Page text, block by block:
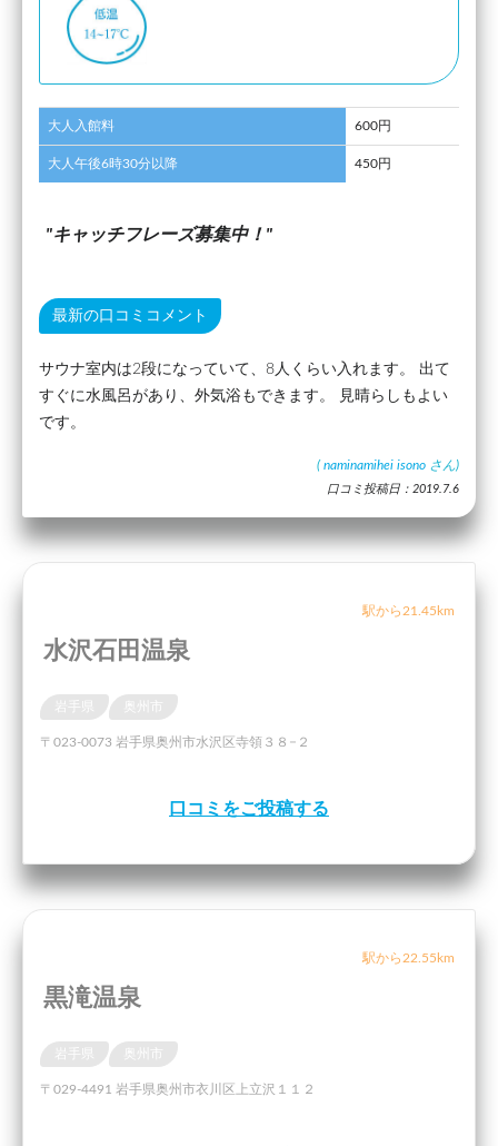
大人入館料 600円
大人午後6時30分以降 450円
キャッチフレーズ募集中！
最新の口コミコメント
サウナ室内は2段になっていて、8人くらい入れます。 出て
すぐに水風呂があり、外気浴もできます。 見晴らしもよい
です。
( naminamihei isono さん)
口コミ投稿日：2019.7.6
駅から21.45km
水沢石田温泉
岩手県
〒023-0073 岩手県奥州市水沢区寺領３８−２
口コミをご投稿する
駅から22.55km
黒滝温泉
岩手県
〒029-4491 岩手県奥州市衣川区上立沢１１２